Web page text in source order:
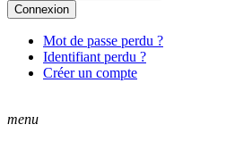
Connexion
Mot de passe perdu ?
Identifiant perdu ?
Créer un compte
menu